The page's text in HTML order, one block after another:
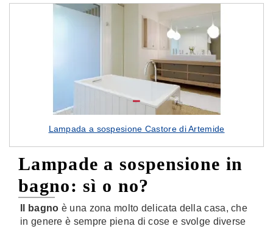
Lampada a sospesione Castore di Artemide
Lampade a sospensione in
bagno: sì o no?
Il bagno è una zona molto delicata della casa, che
in genere è sempre piena di cose e svolge diverse